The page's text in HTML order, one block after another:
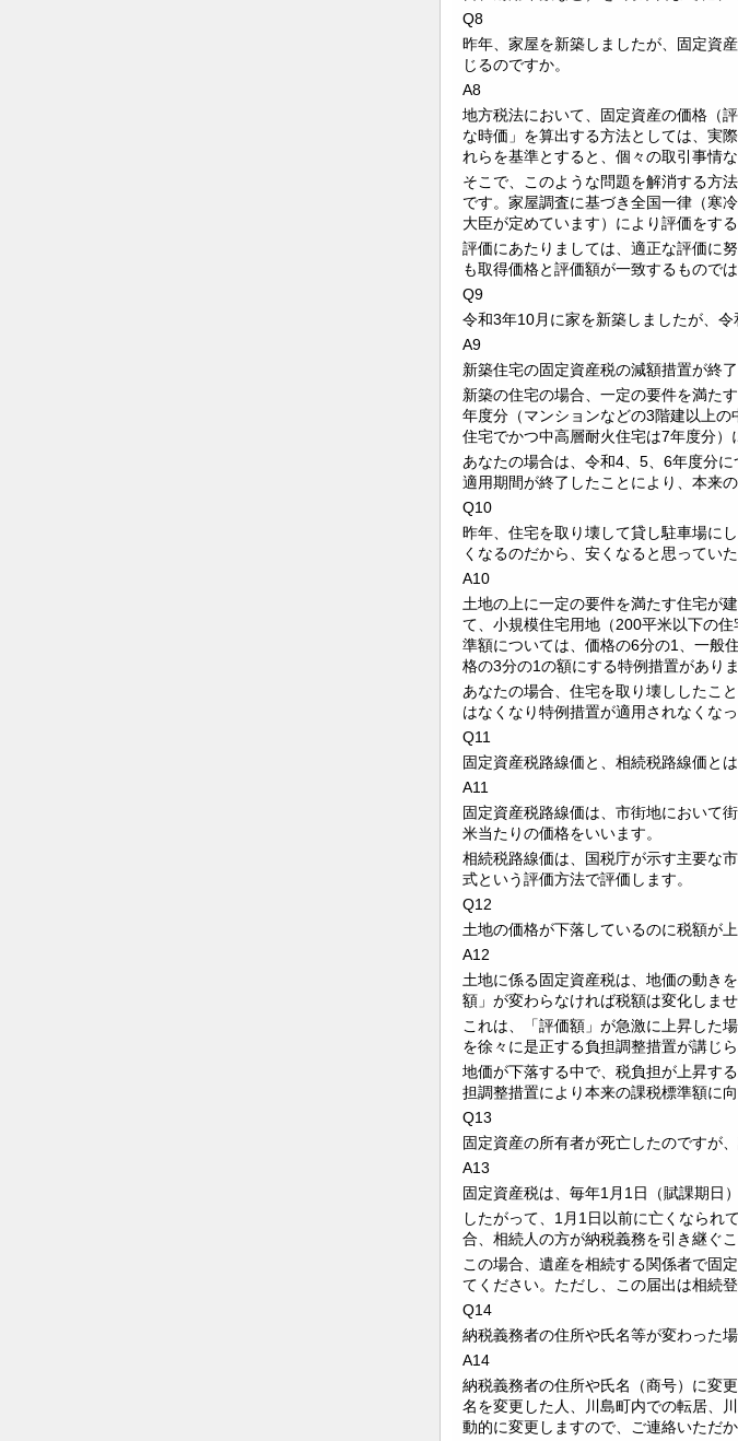
Q8
昨年、家屋を新築しましたが、固定資
じるのですか。
A8
地方税法において、固定資産の価格（
な時価」を算出する方法としては、実
れらを基準とすると、個々の取引事情
そこで、このような問題を解消する方
です。家屋調査に基づき全国一律（寒
大臣が定めています）により評価をす
評価にあたりましては、適正な評価に
も取得価格と評価額が一致するものでは
Q9
令和3年10月に家を新築しましたが、
A9
新築住宅の固定資産税の減額措置が終了
新築の住宅の場合、一定の要件を満た
年度分（マンションなどの3階建以上
住宅でかつ中高層耐火住宅は7年度分）
あなたの場合は、令和4、5、6年度分
適用期間が終了したことにより、本来
Q10
昨年、住宅を取り壊して貸し駐車場に
くなるのだから、安くなると思ってい
A10
土地の上に一定の要件を満たす住宅が
て、小規模住宅用地（200平米以下の
準額については、価格の6分の1、一般
格の3分の1の額にする特例措置がありま
あなたの場合、住宅を取り壊ししたこ
はなくなり特例措置が適用されなくな
Q11
固定資産税路線価と、相続税路線価と
A11
固定資産税路線価は、市街地において
米当たりの価格をいいます。
相続税路線価は、国税庁が示す主要な
式という評価方法で評価します。
Q12
土地の価格が下落しているのに税額が
A12
土地に係る固定資産税は、地価の動き
額」が変わらなければ税額は変化しませ
これは、「評価額」が急激に上昇した
を徐々に是正する負担調整措置が講じ
地価が下落する中で、税負担が上昇す
担調整措置により本来の課税標準額に
Q13
固定資産の所有者が死亡したのですが
A13
固定資産税は、毎年1月1日（賦課期日
したがって、1月1日以前に亡くなられ
合、相続人の方が納税義務を引き継ぐこ
この場合、遺産を相続する関係者で固
てください。ただし、この届出は相続
Q14
納税義務者の住所や氏名等が変わった
A14
納税義務者の住所や氏名（商号）に変
名を変更した人、川島町内での転居、
動的に変更しますので、ご連絡いただ